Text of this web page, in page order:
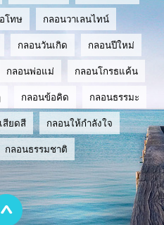
โทษ กลอนวาเลนไทน์
กลอนวันเกิด กลอนปีใหม่
กลอนพ่อแม่ กลอนโกรธแค้น
กลอนข้อคิด กลอนธรรมะ
สียดสี กลอนให้กำลังใจ
กลอนธรรมชาติ